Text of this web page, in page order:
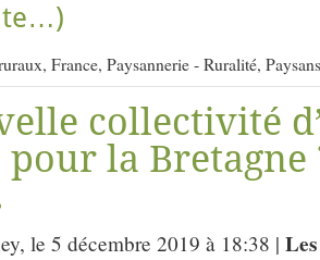
, France, Paysannerie - Ruralité, Paysans
collectivité
pour la
le 5 décembre 2019 à 18:38 |